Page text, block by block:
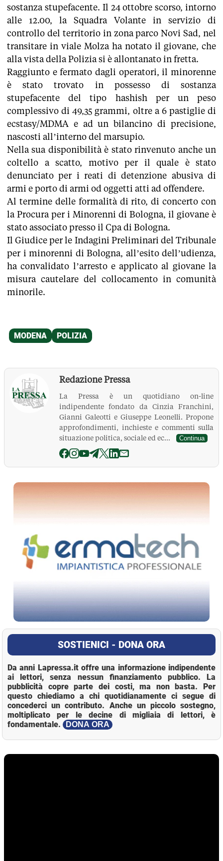
sostanza stupefacente. Il 24 ottobre scorso, intorno
alle 12.00, la Squadra Volante in servizio di
controllo del territorio in zona parco Novi Sad, nel
transitare in viale Molza ha notato il giovane, che
alla vista della Polizia si è allontanato in fretta.
Raggiunto e fermato dagli operatori, il minorenne
è stato trovato in possesso di sostanza
stupefacente del tipo hashish per un peso
complessivo di 49,35 grammi, oltre a 6 pastiglie di
ecstasy/MDMA e ad un bilancino di precisione,
nascosti all’interno del marsupio.
Nella sua disponibilità è stato rinvenuto anche un
coltello a scatto, motivo per il quale è stato
denunciato per i reati di detenzione abusiva di
armi e porto di armi od oggetti atti ad offendere.
Al termine delle formalità di rito, di concerto con
la Procura per i Minorenni di Bologna, il giovane è
stato associato presso il Cpa di Bologna.
Il Giudice per le Indagini Preliminari del Tribunale
per i minorenni di Bologna, all’esito dell’udienza,
ha convalidato l’arresto e applicato al giovane la
misura cautelare del collocamento in comunità
minorile.
Redazione Pressa
La Pressa è un quotidiano on-line
indipendente fondato da Cinzia Franchini,
Gianni Galeotti e Giuseppe Leonelli. Propone
approfondimenti, inchieste e commenti sulla
situazione politica, sociale ed ec...
Continua
La Pressa
SOSTIENICI - DONA ORA
Da anni Lapressa.it offre una informazione indipendente
ai lettori, senza nessun finanziamento pubblico. La
pubblicità copre parte dei costi, ma non basta. Per
questo chiediamo a chi quotidianamente ci segue di
concederci un contributo. Anche un piccolo sostegno,
moltiplicato per le decine di migliaia di lettori, è
fondamentale.
DONA ORA